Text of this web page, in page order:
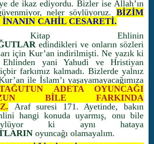
de ikaz ediyordu. Bizler ise Allah’ın
neler söylüyoruz. BİZİM
CAHİL CESARETİ.
Kitap Ehlinin
edindikleri ve onların sözleri
için Kur’an indirilmişti. Ne yazık ki
yani Yahudi ve Hristiyan
farkımız kalmadı. Bizlerde yalnız
ile İslam’ı yaşayamayacağımıza
ADETA OYUNCAĞI
BİLE FARKINDA
Araf suresi 171. Ayetinde, bakın
hangi konuda uyarmış, onu bile
ki aynı hataya
oyuncağı olamayalım.